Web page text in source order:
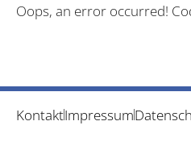
Oops, an error occurred!
KontaktImpressum